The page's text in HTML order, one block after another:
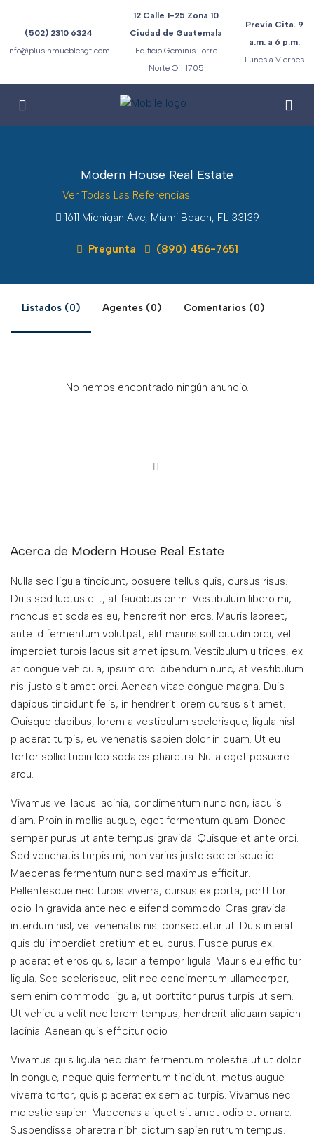
(502) 2310 6324
info@plusinmueblesgt.com
12 Calle 1-25 Zona 10
Ciudad de Guatemala
Edificio Geminis Torre
Norte Of. 1705
Previa Cita. 9
a.m. a 6 p.m.
Lunes a Viernes
Modern House Real Estate
Ver Todas Las Referencias
1611 Michigan Ave, Miami Beach, FL 33139
Pregunta (890) 456-7651
Listados (0) Agentes (0) Comentarios (0)
No hemos encontrado ningún anuncio.
Acerca de Modern House Real Estate
Nulla sed ligula tincidunt, posuere tellus quis, cursus risus.
Duis sed luctus elit, at faucibus enim. Vestibulum libero mi,
rhoncus et sodales eu, hendrerit non eros. Mauris laoreet,
ante id fermentum volutpat, elit mauris sollicitudin orci, vel
imperdiet turpis lacus sit amet ipsum. Vestibulum ultrices, ex
at congue vehicula, ipsum orci bibendum nunc, at vestibulum
nisl justo sit amet orci. Aenean vitae congue magna. Duis
dapibus tincidunt felis, in hendrerit lorem cursus sit amet.
Quisque dapibus, lorem a vestibulum scelerisque, ligula nisl
placerat turpis, eu venenatis sapien dolor in quam. Ut eu
tortor sollicitudin leo sodales pharetra. Nulla eget posuere
arcu.
Vivamus vel lacus lacinia, condimentum nunc non, iaculis
diam. Proin in mollis augue, eget fermentum quam. Donec
semper purus ut ante tempus gravida. Quisque et ante orci.
Sed venenatis turpis mi, non varius justo scelerisque id.
Maecenas fermentum nunc sed maximus efficitur.
Pellentesque nec turpis viverra, cursus ex porta, porttitor
odio. In gravida ante nec eleifend commodo. Cras gravida
interdum nisl, vel venenatis nisl consectetur ut. Duis in erat
quis dui imperdiet pretium et eu purus. Fusce purus ex,
placerat et eros quis, lacinia tempor ligula. Mauris eu efficitur
ligula. Sed scelerisque, elit nec condimentum ullamcorper,
sem enim commodo ligula, ut porttitor purus turpis ut sem.
Ut vehicula velit nec lorem tempus, hendrerit aliquam sapien
lacinia. Aenean quis efficitur odio.
Vivamus quis ligula nec diam fermentum molestie ut ut dolor.
In congue, neque quis fermentum tincidunt, metus augue
viverra tortor, quis placerat ex sem ac turpis. Vivamus nec
molestie sapien. Maecenas aliquet sit amet odio et ornare.
Suspendisse pharetra nibh dictum sapien rutrum tempus.